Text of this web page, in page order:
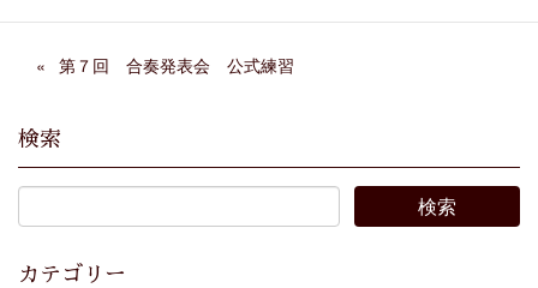
第７回 合奏発表会 公式練習
検索
カテゴリー